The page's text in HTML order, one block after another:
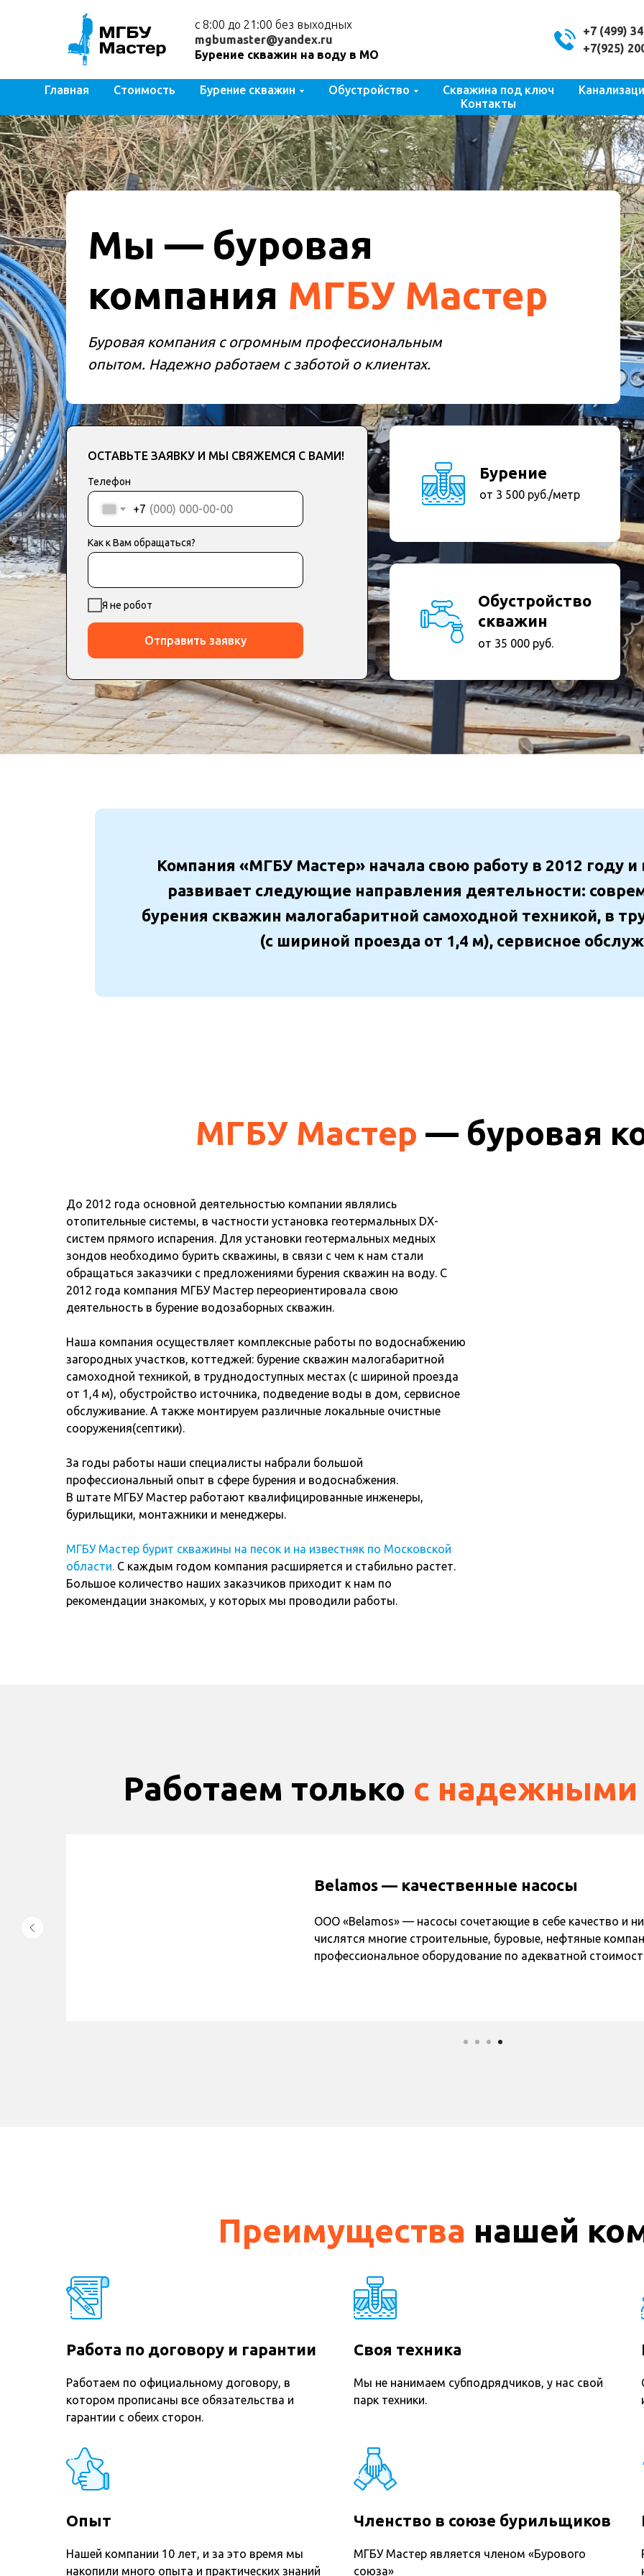
с 8:00 до 21:00 без выходных
mgbumaster@yandex.ru
Бурение скважин на воду в МО
+7 (499)
+7(925)
Главная Стоимость Бурение скважин Обустройство Скважина под ключ
Контакты
Буровая компания с огромным профессиональным
опытом. Надежно работаем с заботой о клиентах.
Мы — буровая
компания МГБУ Мастер
Бурение
от 3 500 руб./метр
Обустройство
скважин
от 35 000 руб.
ОСТАВЬТЕ ЗАЯВКУ И МЫ СВЯЖЕМСЯ С ВАМИ!
Телефон
+7
Как к Вам обращаться?
Я не робот
Отправить заявку
Компания «МГБУ Мастер» начала свою работу в 2012 году
развивает следующие направления деятельности:
бурения скважин малогабаритной самоходной техникой, в
(с шириной проезда от 1,4 м), сервисное
МГБУ Мастер — буровая
До 2012 года основной деятельностью компании являлись
отопительные системы, в частности установка геотермальных DX-
систем прямого испарения. Для установки геотермальных медных
зондов необходимо бурить скважины, в связи с чем к нам стали
обращаться заказчики с предложениями бурения скважин на воду. С
2012 года компания МГБУ Мастер переориентировала свою
деятельность в бурение водозаборных скважин.
Наша компания осуществляет комплексные работы по водоснабжению
загородных участков, коттеджей: бурение скважин малогабаритной
самоходной техникой, в труднодоступных местах (с шириной проезда
от 1,4 м), обустройство источника, подведение воды в дом, сервисное
обслуживание. А также монтируем различные локальные очистные
сооружения(септики).
За годы работы наши специалисты набрали большой
профессиональный опыт в сфере бурения и водоснабжения.
В штате МГБУ Мастер работают квалифицированные инженеры,
бурильщики, монтажники и менеджеры.
МГБУ Мастер бурит скважины на песок и на известняк по Московской
области. С каждым годом компания расширяется и стабильно растет.
Большое количество наших заказчиков приходит к нам по
рекомендации знакомых, у которых мы проводили работы.
Работаем только с на
Belamos — качественные насосы
ООО «Belamos» — насосы сочетающие в себе качество и
числятся многие строительные, буровые, нефтяные
профессиональное оборудование по адекватной
Преимущества нашей
Работа по договору и гарантии
Работаем по официальному договору, в
котором прописаны все обязательства и
гарантии с обеих сторон.
Своя техника
Мы не нанимаем субподрядчиков, у нас свой
парк техники.
Опыт
Нашей компании 10 лет, и за это время мы
накопили много опыта и практических знаний
Членство в союзе бурильщиков
МГБУ Мастер является членом «Бурового
союза»